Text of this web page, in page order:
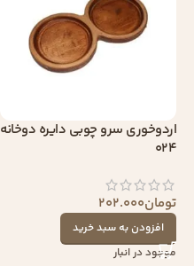
اردوخوری سرو چوبی دایره دوخانه
024
تومان202.000
افزودن به سبد خرید
موجود در انبار